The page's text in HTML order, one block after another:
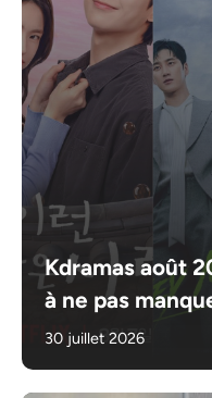
Kdramas août
à ne pas
30 juillet 2026